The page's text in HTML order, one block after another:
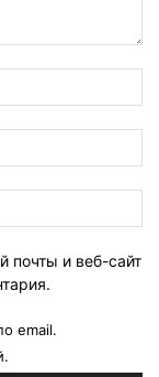
почты и веб-сайт
email.